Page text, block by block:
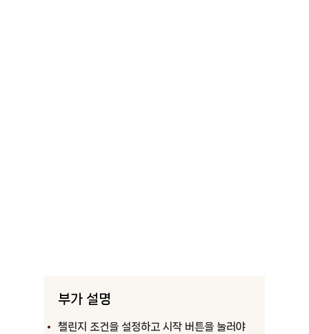
부가 설명
챌린지 조건을 설정하고 시작 버튼을 눌러야